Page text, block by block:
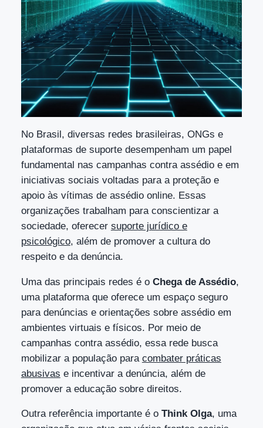
No Brasil, diversas redes brasileiras, ONGs e
plataformas de suporte desempenham um papel
fundamental nas campanhas contra assédio e em
iniciativas sociais voltadas para a proteção e
apoio às vítimas de assédio online. Essas
organizações trabalham para conscientizar a
sociedade, oferecer suporte jurídico e
psicológico, além de promover a cultura do
respeito e da denúncia.
Uma das principais redes é o Chega de Assédio,
uma plataforma que oferece um espaço seguro
para denúncias e orientações sobre assédio em
ambientes virtuais e físicos. Por meio de
campanhas contra assédio, essa rede busca
mobilizar a população para combater práticas
abusivas e incentivar a denúncia, além de
promover a educação sobre direitos.
Outra referência importante é o Think Olga, uma